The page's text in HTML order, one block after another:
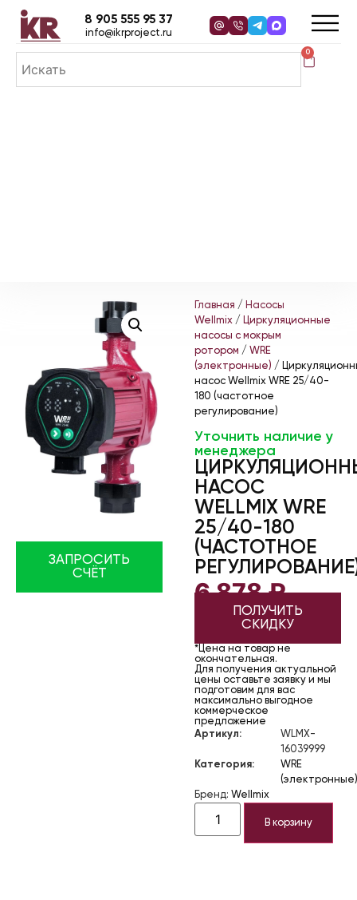
0
8 905 555 95 37
info@ikrproject.ru
ЗАПРОСИТЬ
СЧЁТ
Главная / Насосы
Wellmix / Циркуляционные
насосы с мокрым
ротором / WRE
(электронные) /
насос Wellmix WRE 25/40-
180 (частотное
регулирование)
Уточнить наличие у
менеджера
НАСОС
WELLMIX WRE
25/40-180
(ЧАСТОТНОЕ
6 878₽
ПОЛУЧИТЬ
СКИДКУ
*Цена на товар не
окончательная.
Для получения актуальной
цены оставьте заявку и мы
подготовим для вас
максимально выгодное
коммерческое
предложение
Артикул:
WLMX-
16039999
Категория:
WRE
(электронные)
Бренд: Wellmix
В корзину